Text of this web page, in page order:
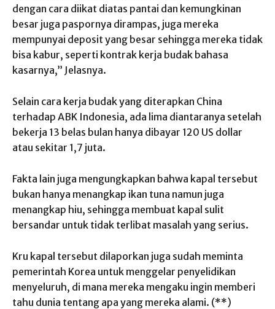
dengan cara diikat diatas pantai dan kemungkinan
besar juga paspornya dirampas, juga mereka
mempunyai deposit yang besar sehingga mereka tidak
bisa kabur, seperti kontrak kerja budak bahasa
kasarnya,” Jelasnya.
Selain cara kerja budak yang diterapkan China
terhadap ABK Indonesia, ada lima diantaranya setelah
bekerja 13 belas bulan hanya dibayar 120 US dollar
atau sekitar 1,7 juta.
Fakta lain juga mengungkapkan bahwa kapal tersebut
bukan hanya menangkap ikan tuna namun juga
menangkap hiu, sehingga membuat kapal sulit
bersandar untuk tidak terlibat masalah yang serius.
Kru kapal tersebut dilaporkan juga sudah meminta
pemerintah Korea untuk menggelar penyelidikan
menyeluruh, di mana mereka mengaku ingin memberi
tahu dunia tentang apa yang mereka alami. (**)